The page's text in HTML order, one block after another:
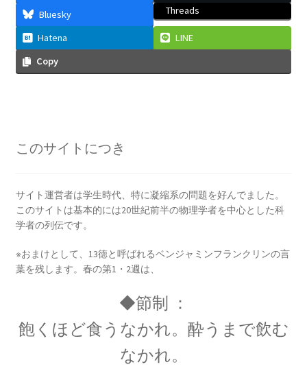
ウィーン大学（Universität Wien)
関係【独語圏最古の大学】
ました】
【ハイゼンベルグに学ぶ｜原爆開発推進・水爆
の父】
エルンスト・マッハ
【実証論の立場から認識の問題を議論】
Bluesky
Threads
Hatena
LINE
Copy
このサイトにつき
サイト運営者は学生時代、特に凝縮系の問題を好んでました。
このサイトは基本的には20世紀前半の物理学者を中心とした科
学者の列伝です。
※おまけとして、13徳と呼ばれるベンジャミンフランクリンの言
葉を残します。春の第1・2週は、
◆節制 ：
飽くほど食うなかれ。酔うまで飲む
なかれ。